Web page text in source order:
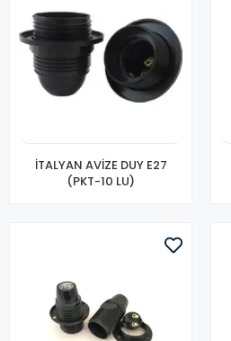
İTALYAN AVİZE DUY E27
(PKT-10 LU)